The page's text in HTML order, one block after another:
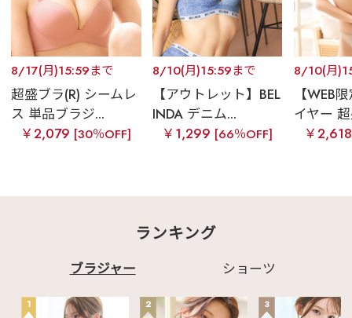
8/17(月)15:59まで
超盛ブラ(R) シームレ
ス 単品ブラジ...
￥2,079 [30％OFF]
8/10(月)15:59まで
【アウトレット】BEL
INDA デニム...
￥1,299 [66％OFF]
8/10(月
【WEB
イヤー
￥
ランキング
ブラジャー ショーツ
1 2 3